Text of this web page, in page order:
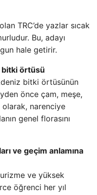
TRC’de yazlar sıcak
Bu, adayı
hale getirir.
bitki örtüsü
bitki örtüsünün
önce çam, meşe,
olarak, narenciye
genel florasını
ve geçim anlamına
ve yüksek
öğrenci her yıl